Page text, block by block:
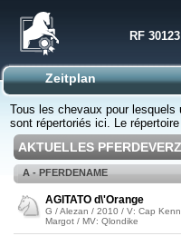
RF
Zeitplan
Tous les chevaux pour
sont répertoriés ici. Le
AKTUELLES
A - PFERDENAME
AGITATO d\'Orange
G / Alezan / 2010 / V: Cap
Margot / MV: Qlondike